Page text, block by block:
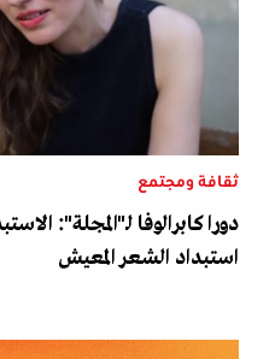
ثقافة ومجتمع
دورا كابرالوفا لـ"المجلة":
استبداد الشعر المعيش